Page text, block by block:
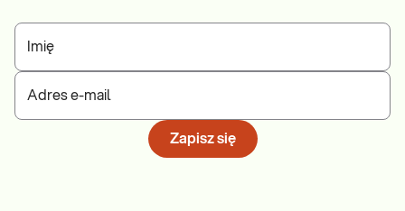
Imię
Adres e-mail
Zapisz się